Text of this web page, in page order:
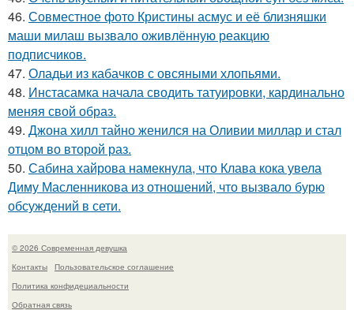
46. Совместное фото Кристины асмус и её близняшки
маши милаш вызвало оживлённую реакцию
подписчиков.
47. Оладьи из кабачков с овсяными хлопьями.
48. Инстасамка начала сводить татуировки, кардинально
меняя свой образ.
49. Джона хилл тайно женился на Оливии миллар и стал
отцом во второй раз.
50. Сабина хайрова намекнула, что Клава кока увела
Диму Масленникова из отношений, что вызвало бурю
обсуждений в сети.
© 2026 Современная девушка
Контакты
Пользовательское соглашение
Политика конфидециальности
Обратная связь